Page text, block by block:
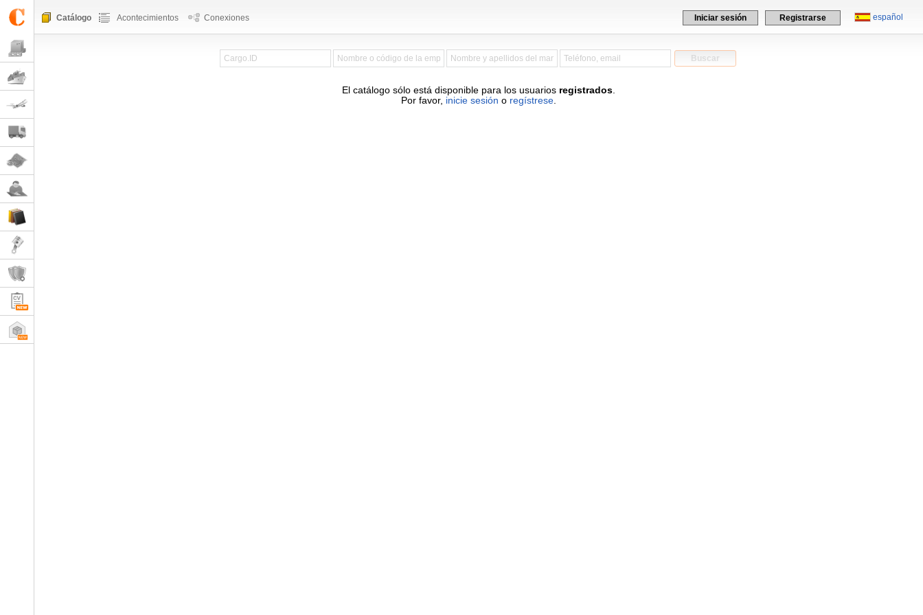
español
Iniciar sesión Registrarse
Catálogo Acontecimientos Conexiones
El catálogo sólo está disponible para los usuarios registrados
Por favor, inicie sesión o regístrese